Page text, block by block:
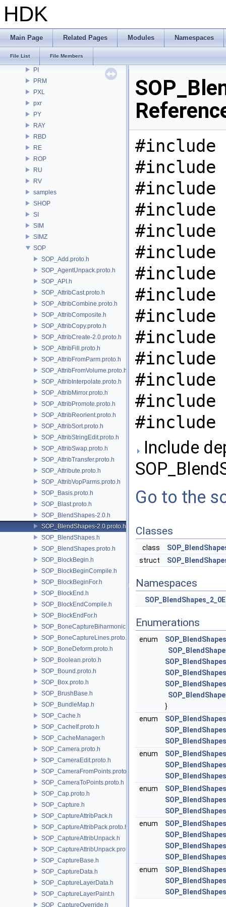
HDK
Main Page Related Pages Modules Namespaces
File List File Members
openvdb
PDG
PDGE
PI
PRM
PXL
pxr
PY
RAY
RBD
RE
ROP
RU
RV
samples
SHOP
SI
SIM
SIMZ
SOP
SOP_Add.proto.h
SOP_AgentUnpack.proto.h
SOP_API.h
SOP_AttribCast.proto.h
SOP_AttribCombine.proto.h
SOP_AttribComposite.h
SOP_AttribCopy.proto.h
SOP_AttribCreate-2.0.proto.h
SOP_AttribFill.proto.h
SOP_AttribFromParm.proto.h
SOP_AttribFromVolume.proto.h
SOP_AttribInterpolate.proto.h
SOP_AttribMirror.proto.h
SOP_AttribPromote.proto.h
SOP_AttribReorient.proto.h
SOP_AttribSort.proto.h
SOP_AttribStringEdit.proto.h
SOP_AttribSwap.proto.h
SOP_AttribTransfer.proto.h
SOP_Attribute.proto.h
SOP_AttribVopParms.proto.h
SOP_Basis.proto.h
SOP_Blast.proto.h
SOP_BlendShapes-2.0.h
SOP_BlendShapes-2.0.proto.h
SOP_BlendShapes.h
SOP_BlendShapes.proto.h
SOP_BlockBegin.h
SOP_BlockBeginCompile.h
SOP_BlockBeginFor.h
SOP_BlockEnd.h
SOP_BlockEndCompile.h
SOP_BlockEndFor.h
SOP_BoneCaptureBiharmonic.proto.h
SOP_BoneCaptureLines.proto.h
SOP_BoneDeform.proto.h
SOP_Boolean.proto.h
SOP_Bound.proto.h
SOP_Box.proto.h
SOP_BrushBase.h
SOP_BundleMap.h
SOP_Cache.h
SOP_CacheIf.proto.h
SOP_CacheManager.h
SOP_Camera.proto.h
SOP_CameraEdit.proto.h
SOP_CameraFromPoints.proto.h
SOP_CameraToPoints.proto.h
SOP_Cap.proto.h
SOP_Capture.h
SOP_CaptureAttribPack.h
SOP_CaptureAttribPack.proto.h
SOP_CaptureAttribUnpack.h
SOP_CaptureAttribUnpack.proto.h
SOP_CaptureBase.h
SOP_CaptureData.h
SOP_CaptureLayerData.h
SOP_CaptureLayerPaint.h
SOP_CaptureOverride.h
#include
#include
#include
#include
#include
#include
#include
#include
#include
#include
#include
#include
#include
#include
Include
Go to the
Classes
class
struct
Namespaces
Enumerations
enum
}
enum
enum
enum
enum
enum